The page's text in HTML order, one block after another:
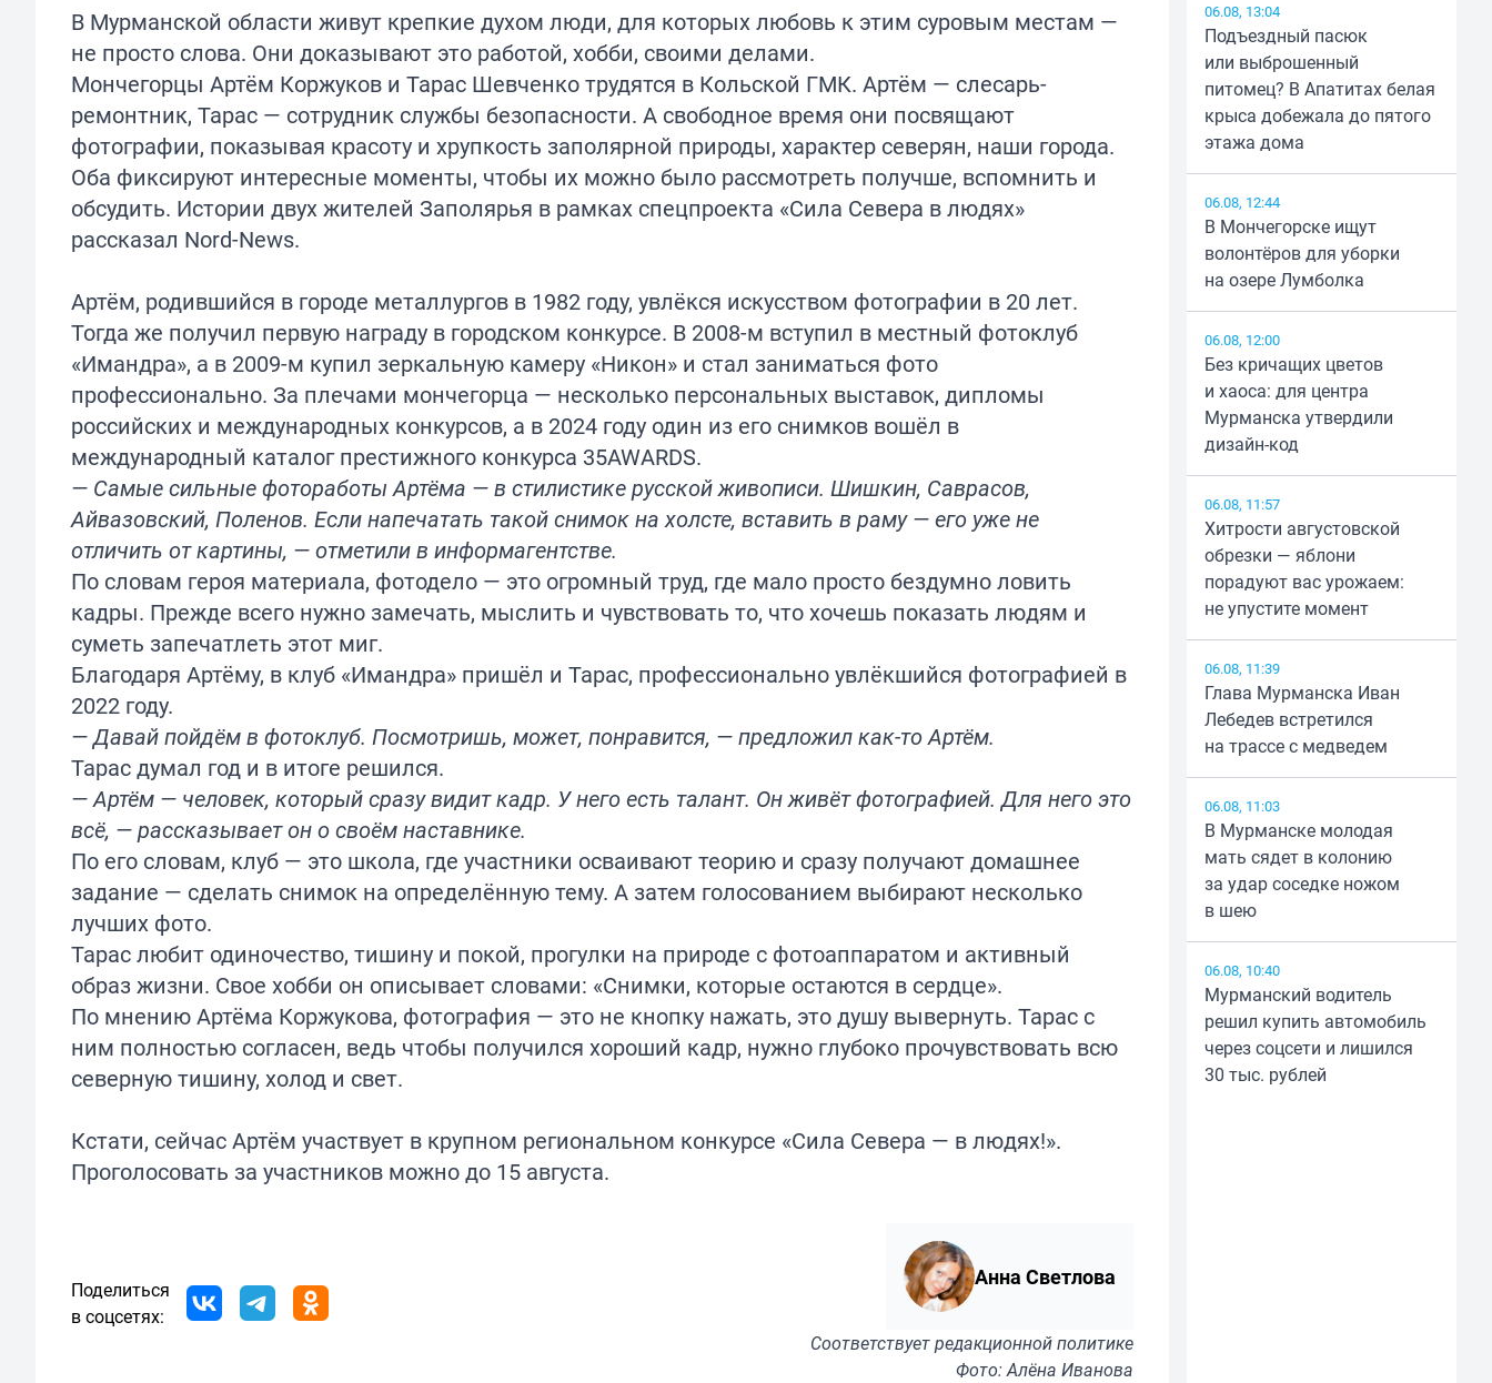
В Мурманской области живут крепкие духом люди, для которых любовь к этим суровым местам —
не просто слова. Они доказывают это работой, хобби, своими делами.
Мончегорцы Артём Коржуков и Тарас Шевченко трудятся в Кольской ГМК. Артём — слесарь-
ремонтник, Тарас — сотрудник службы безопасности. А свободное время они посвящают
фотографии, показывая красоту и хрупкость заполярной природы, характер северян, наши города.
Оба фиксируют интересные моменты, чтобы их можно было рассмотреть получше, вспомнить и
обсудить. Истории двух жителей Заполярья в рамках спецпроекта «Сила Севера в людях»
рассказал Nord-News.
Артём, родившийся в городе металлургов в 1982 году, увлёкся искусством фотографии в 20 лет.
Тогда же получил первую награду в городском конкурсе. В 2008-м вступил в местный фотоклуб
«Имандра», а в 2009-м купил зеркальную камеру «Никон» и стал заниматься фото
профессионально. За плечами мончегорца — несколько персональных выставок, дипломы
российских и международных конкурсов, а в 2024 году один из его снимков вошёл в
международный каталог престижного конкурса 35AWARDS.
— Самые сильные фотоработы Артёма — в стилистике русской живописи. Шишкин, Саврасов,
Айвазовский, Поленов. Если напечатать такой снимок на холсте, вставить в раму — его уже не
отличить от картины, — отметили в информагентстве.
По словам героя материала, фотодело — это огромный труд, где мало просто бездумно ловить
кадры. Прежде всего нужно замечать, мыслить и чувствовать то, что хочешь показать людям и
суметь запечатлеть этот миг.
Благодаря Артёму, в клуб «Имандра» пришёл и Тарас, профессионально увлёкшийся фотографией в
2022 году.
— Давай пойдём в фотоклуб. Посмотришь, может, понравится, — предложил как-то Артём.
Тарас думал год и в итоге решился.
— Артём — человек, который сразу видит кадр. У него есть талант. Он живёт фотографией. Для него это
всё, — рассказывает он о своём наставнике.
По его словам, клуб — это школа, где участники осваивают теорию и сразу получают домашнее
задание — сделать снимок на определённую тему. А затем голосованием выбирают несколько
лучших фото.
Тарас любит одиночество, тишину и покой, прогулки на природе с фотоаппаратом и активный
образ жизни. Свое хобби он описывает словами: «Снимки, которые остаются в сердце».
По мнению Артёма Коржукова, фотография — это не кнопку нажать, это душу вывернуть. Тарас с
ним полностью согласен, ведь чтобы получился хороший кадр, нужно глубоко прочувствовать всю
северную тишину, холод и свет.
Кстати, сейчас Артём участвует в крупном региональном конкурсе «Сила Севера — в людях!».
Проголосовать за участников можно до 15 августа.
Поделиться
в соцсетях:
Анна Светлова
Соответствуетредакционной политике
Фото: Алёна Иванова
06.08, 13:04
Подъездный пасюк
или выброшенный
питомец? В Апатитах белая
крыса добежала до пятого
этажа дома
06.08, 12:44
В Мончегорске ищут
волонтёров для уборки
на озере Лумболка
06.08, 12:00
Без кричащих цветов
и хаоса: для центра
Мурманска утвердили
дизайн-код
06.08, 11:57
Хитрости августовской
обрезки — яблони
порадуют вас урожаем:
не упустите момент
06.08, 11:39
Глава Мурманска Иван
Лебедев встретился
на трассе с медведем
06.08, 11:03
В Мурманске молодая
мать сядет в колонию
за удар соседке ножом
в шею
06.08, 10:40
Мурманский водитель
решил купить автомобиль
через соцсети и лишился
30 тыс. рублей